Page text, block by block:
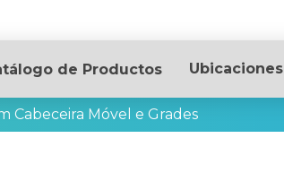
de Productos Ubicaciones
Cabeceira Móvel e Grades